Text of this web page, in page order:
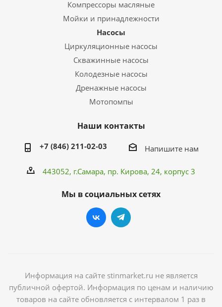
Компрессоры масляные
Мойки и принадлежности
Насосы
Циркуляционные насосы
Скважинные насосы
Колодезные насосы
Дренажные насосы
Мотопомпы
Наши контакты
+7 (846) 211-02-03 Напишите нам
443052, г.Самара, пр. Кирова, 24, корпус 3
Мы в социальных сетях
Информация на сайте stinmarket.ru не является
публичной офертой. Информация по ценам и наличию
товаров на сайте обновляется с интервалом 1 раз в